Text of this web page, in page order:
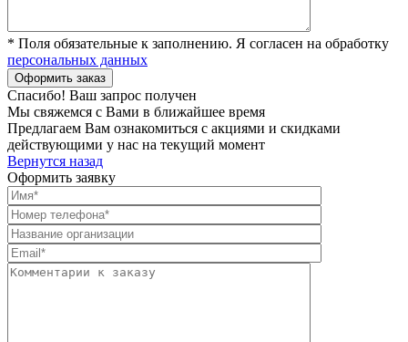
* Поля обязательные к заполнению. Я согласен на обработку
персональных данных
Спасибо! Ваш запрос получен
Мы свяжемся с Вами в ближайшее время
Предлагаем Вам ознакомиться с акциями и скидками
действующими у нас на текущий момент
Вернутся назад
Оформить заявку